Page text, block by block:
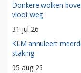
Donkere wolken
vloot weg
31 jul 26
KLM annuleert
staking
05 aug 26